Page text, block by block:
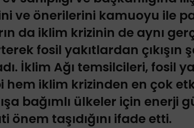
ve önerilerini kamuoyu ile
da iklim krizinin de aynı
fosil yakıtlardan çıkışın
İklim Ağı temsilcileri, fosil
hem iklim krizinden en çok
bağımlı ülkeler için enerji
önem taşıdığını ifade etti.